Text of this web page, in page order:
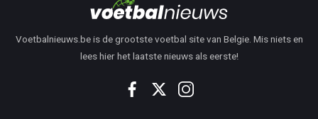
Voetbalnieuws.be is de grootste voetbal site van Belgie. Mis niets en
lees hier het laatste nieuws als eerste!